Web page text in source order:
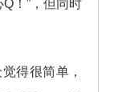
！”，但同时
得很简单，